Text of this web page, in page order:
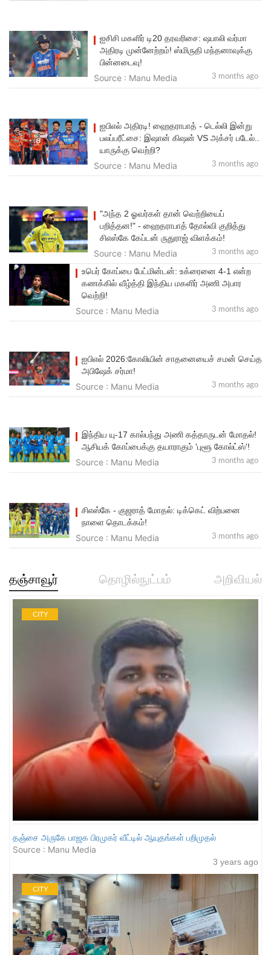
ஐசிசி மகளிர் டி20 தரவரிசை: ஷபாலி வர்மா
அதிரடி முன்னேற்றம்! ஸ்மிருதி மந்தனாவுக்கு
பின்னடைவு!
Source : Manu Media 3 months ago
ஐபிஎல் அதிரடி! ஹைதராபாத் - டெல்லி இன்று
பலப்பரீட்சை: இஷான் கிஷன் VS அக்சர் படேல்..
யாருக்கு வெற்றி?
Source : Manu Media 3 months ago
"அந்த 2 ஓவர்கள் தான் வெற்றியைப்
பறித்தன!" - ஹைதராபாத் தோல்வி குறித்து
சிஎஸ்கே கேப்டன் ருதுராஜ் விளக்கம்!
Source : Manu Media 3 months ago
உபெர் கோப்பை பேட்மின்டன்: உக்ரைனை 4-1 என்ற
கணக்கில் வீழ்த்தி இந்திய மகளிர் அணி அபார
வெற்றி!
Source : Manu Media 3 months ago
ஐபிஎல் 2026:கோலியின் சாதனையைச் சமன் செய்த
அபிஷேக் சர்மா!
Source : Manu Media 3 months ago
இந்திய யு-17 கால்பந்து அணி கத்தாருடன் மோதல்!
ஆசியக் கோப்பைக்கு தயாராகும் 'புளூ கோல்ட்ஸ்'!
Source : Manu Media 3 months ago
சிஎஸ்கே - குஜ​ராத் மோதல்: டிக்கெட் விற்​பனை
நாளை தொடக்கம்!
Source : Manu Media 3 months ago
தஞ்சாவூர் தொழில்நுட்பம் அறிவியல்
CITY
தஞ்சை அருகே பாஜக பிரமுகர் வீட்டில் ஆயுதங்கள் பறிமுதல்
Source : Manu Media
3 years ago
CITY